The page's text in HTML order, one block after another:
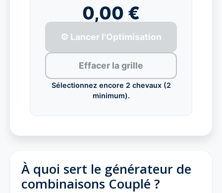
0,00 €
⚙️ Lancer l'Optimisation
Effacer la grille
Sélectionnez encore 2 chevaux (2
minimum).
À quoi sert le générateur de
combinaisons Couplé ?